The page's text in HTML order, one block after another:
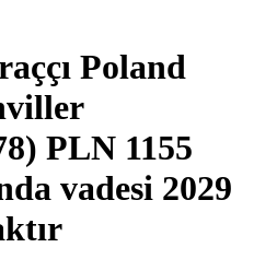
Poland
PLN 1155
vadesi 2029